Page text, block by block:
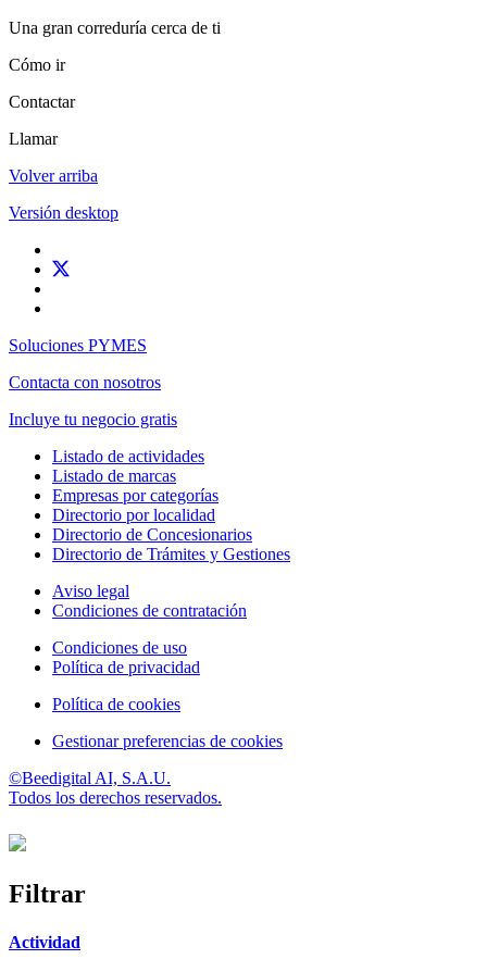
Una gran correduría cerca de ti
Cómo ir
Contactar
Llamar
Volver arriba
Versión desktop
Soluciones PYMES
Contacta con nosotros
Incluye tu negocio gratis
Listado de actividades
Listado de marcas
Empresas por categorías
Directorio por localidad
Directorio de Concesionarios
Directorio de Trámites y Gestiones
Aviso legal
Condiciones de contratación
Condiciones de uso
Política de privacidad
Política de cookies
Gestionar preferencias de cookies
©Beedigital AI, S.A.U.
Todos los derechos reservados.
Filtrar
Actividad